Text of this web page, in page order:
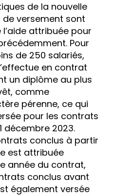
de la nouvelle
versement sont
attribuée pour
Pour
de 250 salariés,
en contrat
un diplôme au plus
comme
pérenne, ce qui
pour les contrats
décembre 2023.
conclus à partir
est attribuée
année du contrat,
conclus avant
également versée